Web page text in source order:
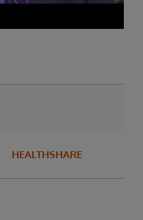
HEALTHSHARE